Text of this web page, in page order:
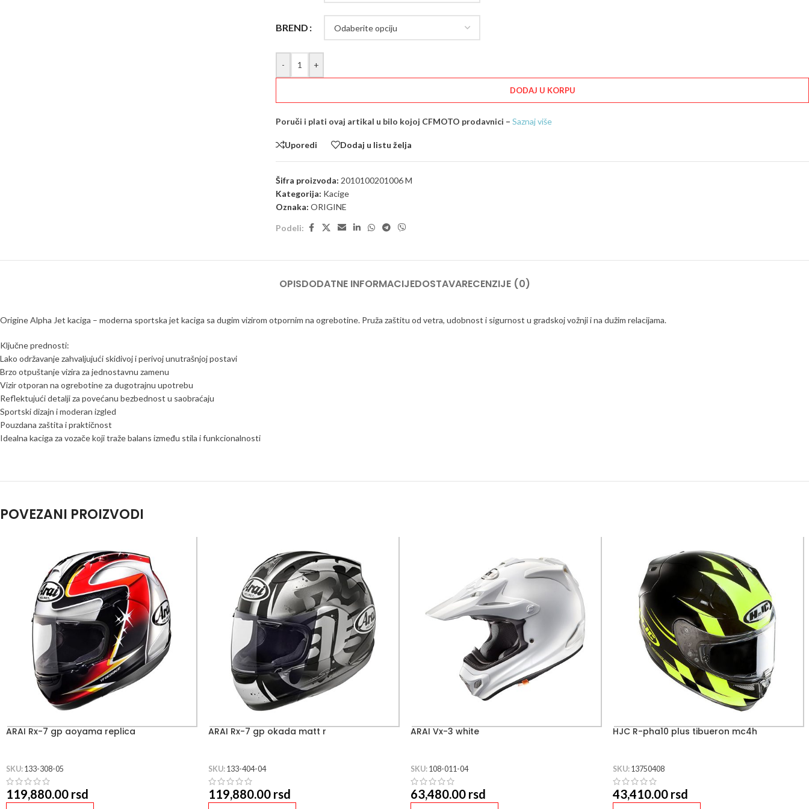
BREND
- +
DODAJ U KORPU
Poruči i plati ovaj artikal u bilo kojoj CFMOTO prodavnici – Saznaj više
Uporedi Dodaj u listu želja
Šifra proizvoda: 2010100201006 M
Kategorija: Kacige
Oznaka: ORIGINE
Podeli:
OPISDODATNE INFORMACIJEDOSTAVARECENZIJE (0)
Origine Alpha Jet kaciga – moderna sportska jet kaciga sa dugim vizirom otpornim na ogrebotine. Pruža zaštitu od vetra, udobnost i sigurnost u gradskoj vožnji i na dužim relacijama.
Ključne prednosti:
Lako održavanje zahvaljujući skidivoj i perivoj unutrašnjoj postavi
Brzo otpuštanje vizira za jednostavnu zamenu
Vizir otporan na ogrebotine za dugotrajnu upotrebu
Reflektujući detalji za povećanu bezbednost u saobraćaju
Sportski dizajn i moderan izgled
Pouzdana zaštita i praktičnost
Idealna kaciga za vozače koji traže balans između stila i funkcionalnosti
POVEZANI PROIZVODI
ARAI Rx-7 gp aoyama replica
SKU: 133-308-05
119,880.00 rsd
ARAI Rx-7 gp okada matt r
SKU: 133-404-04
119,880.00 rsd
ARAI Vx-3 white
SKU: 108-011-04
63,480.00 rsd
HJC R-pha10 plus tibueron mc4h
SKU: 13750408
43,410.00 rsd